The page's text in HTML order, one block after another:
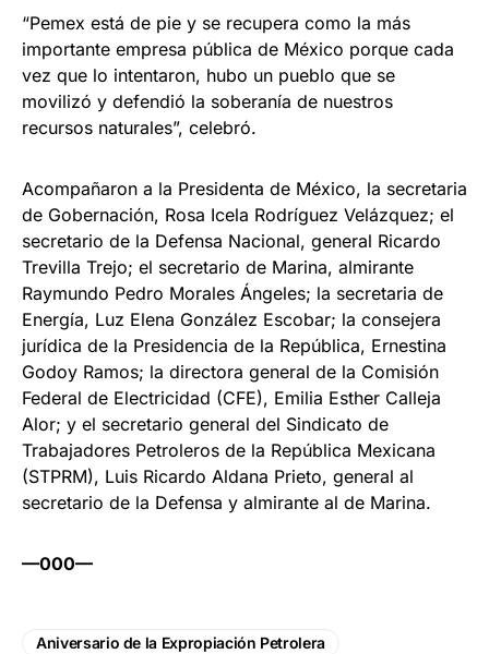
“Pemex está de pie y se recupera como la más
importante empresa pública de México porque cada
vez que lo intentaron, hubo un pueblo que se
movilizó y defendió la soberanía de nuestros
recursos naturales”, celebró.
Acompañaron a la Presidenta de México, la secretaria
de Gobernación, Rosa Icela Rodríguez Velázquez; el
secretario de la Defensa Nacional, general Ricardo
Trevilla Trejo; el secretario de Marina, almirante
Raymundo Pedro Morales Ángeles; la secretaria de
Energía, Luz Elena González Escobar; la consejera
jurídica de la Presidencia de la República, Ernestina
Godoy Ramos; la directora general de la Comisión
Federal de Electricidad (CFE), Emilia Esther Calleja
Alor; y el secretario general del Sindicato de
Trabajadores Petroleros de la República Mexicana
(STPRM), Luis Ricardo Aldana Prieto, general al
secretario de la Defensa y almirante al de Marina.
—000—
Aniversario de la Expropiación Petrolera